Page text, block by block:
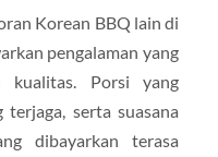
Korean BBQ lain di
pengalaman yang
kualitas. Porsi yang
terjaga, serta suasana
dibayarkan terasa